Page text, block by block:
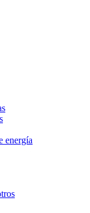
energía